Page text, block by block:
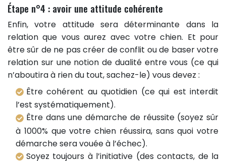
Étape n°4 : avoir une attitude cohérente
Enfin, votre attitude sera déterminante dans la
relation que vous aurez avec votre chien. Et pour
être sûr de ne pas créer de conflit ou de baser votre
relation sur une notion de dualité entre vous (ce qui
n’aboutira à rien du tout, sachez-le) vous devez :
Être cohérent au quotidien (ce qui est interdit
l’est systématiquement).
Être dans une démarche de réussite (soyez sûr
à 1000% que votre chien réussira, sans quoi votre
démarche sera vouée à l’échec).
Soyez toujours à l’initiative (des contacts, de la